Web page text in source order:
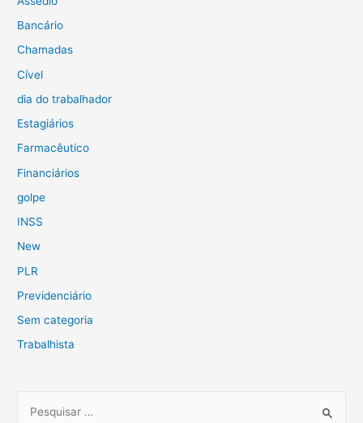
Bancário
Chamadas
Cível
dia do trabalhador
Estagiários
Farmacêutico
Financiários
golpe
INSS
New
PLR
Previdenciário
Sem categoria
Trabalhista